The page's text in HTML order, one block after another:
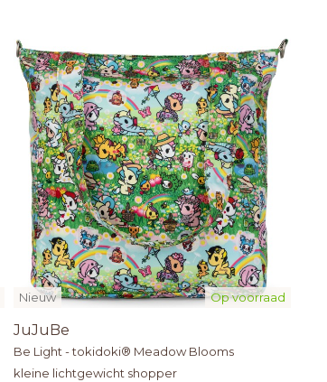
Op voorraad
Nieuw
JuJuBe
Be Light - tokidoki® Meadow Blooms
kleine lichtgewicht shopper